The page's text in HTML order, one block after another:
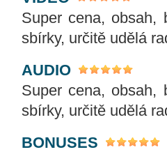
Super cena, obsah,
sbírky, určitě udělá
AUDIO
Super cena, obsah,
sbírky, určitě udělá
BONUSES